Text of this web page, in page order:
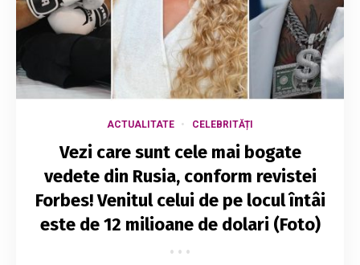
ACTUALITATE CELEBRITĂȚI
Vezi care sunt cele mai bogate
vedete din Rusia, conform revistei
Forbes! Venitul celui de pe locul întâi
este de 12 milioane de dolari (Foto)